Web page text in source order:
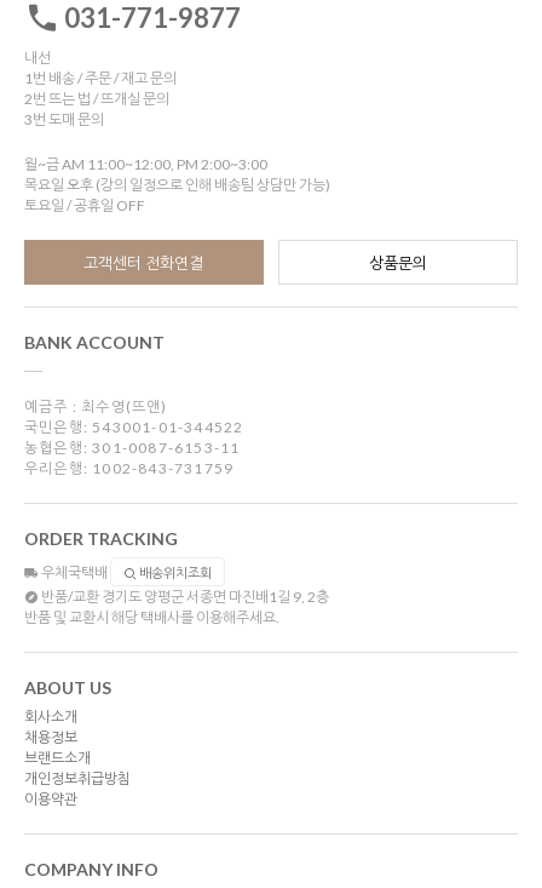
031-771-9877
내선
1번 배송 / 주문 / 재고 문의
2번 뜨는 법 / 뜨개실 문의
3번 도매 문의
월~금 AM 11:00~12:00, PM 2:00~3:00
목요일 오후 (강의 일정으로 인해 배송팀 상담만 가능)
토요일 / 공휴일 OFF
고객센터 전화연결 상품문의
BANK ACCOUNT
예금주 : 최수영(뜨앤)
국민은행: 543001-01-344522
농협은행: 301-0087-6153-11
우리은행: 1002-843-731759
ORDER TRACKING
우체국택배 배송위치조회
반품/교환 경기도 양평군 서종면 마진배1길 9, 2층
반품 및 교환시 해당 택배사를 이용해주세요.
ABOUT US
회사소개
채용정보
브랜드소개
개인정보취급방침
이용약관
COMPANY INFO